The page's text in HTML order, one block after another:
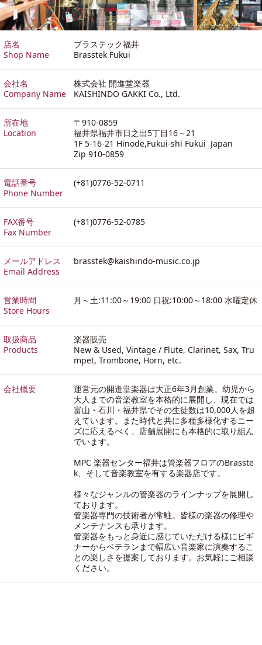
店名
Shop Name
ブラステック福井
Brasstek Fukui
会社名
Company Name
株式会社 開進堂楽器
KAISHINDO GAKKI Co., Ltd.
所在地
Location
〒910-0859
福井県福井市日之出5丁目16－21
1F 5-16-21 Hinode,Fukui-shi Fukui Japan
Zip 910-0859
電話番号
Phone Number
(+81)0776-52-0711
FAX番号
Fax Number
(+81)0776-52-0785
メールアドレス
Email Address
brasstek@kaishindo-music.co.jp
営業時間
Store Hours
月～土:11:00～19:00 日祝:10:00～18:00 水曜定休
取扱商品
Products
楽器販売
New & Used, Vintage / Flute, Clarinet, Sax, Tru
mpet, Trombone, Horn, etc.
会社概要
運営元の開進堂楽器は大正6年3月創業。幼児から
大人までの音楽教室を本格的に展開し、現在では
富山・石川・福井県でその生徒数は10,000人を超
えています。また時代と共に多種多様化するニー
ズに応えるべく、店舗展開にも本格的に取り組ん
でいます。
MPC 楽器センター福井は管楽器フロアのBrasste
k、そして音楽教室を有する楽器店です。
様々なジャンルの管楽器のラインナップを展開し
ております。
管楽器専門の技術者が常駐。皆様の楽器の修理や
メンテナンスも承ります。
管楽器をもっと身近に感じていただける様にビギ
ナーからベテランまで幅広い音楽家に演奏するこ
との楽しさを提案しております。お気軽にご相談
ください。